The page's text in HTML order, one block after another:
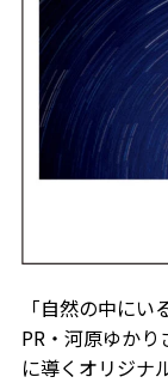
「自然の中に
PR・河原ゆか
に導くオリジナ